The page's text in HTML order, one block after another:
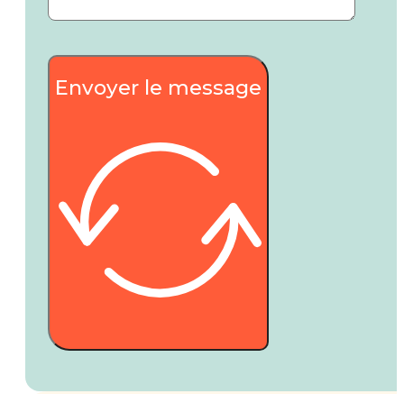
Envoyer le message